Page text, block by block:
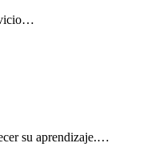
su aprendizaje.…